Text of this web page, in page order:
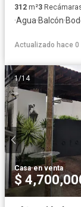
312 m²3
·Agua·Balcón·
Actualizado hace 0
1/14
Casa·en venta
$